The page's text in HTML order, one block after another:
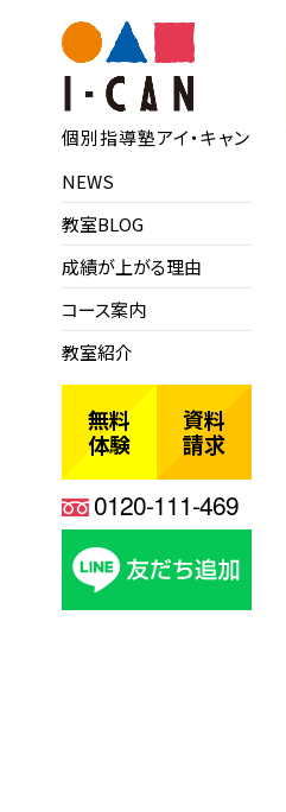
個別指導塾アイ・キャン
NEWS
教室BLOG
成績が上がる理由
コース案内
教室紹介
無料
体験
資料
請求
0120-111-469